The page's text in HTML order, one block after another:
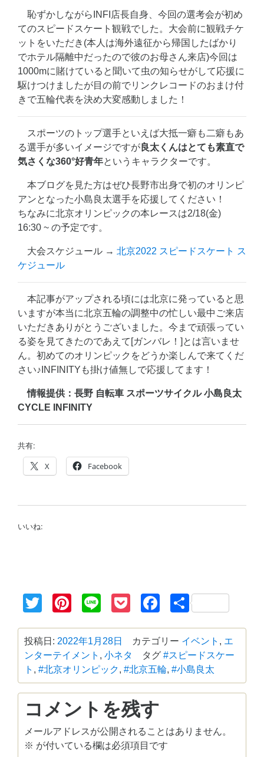
恥ずかしながらINFI店長自身、今回の選考会が初め
てのスピードスケート観戦でした。大会前に観戦チケ
ットをいただき(本人は海外遠征から帰国したばかり
でホテル隔離中だったので彼のお母さん来店)今回は
1000mに賭けていると聞いて虫の知らせがして応援に
駆けつけましたが目の前でリンクレコードのおまけ付
きで五輪代表を決め大変感動しました！
スポーツのトップ選手といえば大抵一癖も二癖もあ
る選手が多いイメージですが 良太くんはとても素直で
気さくな360°好青年というキャラクターです。
本ブログを見た方はぜひ長野市出身で初のオリンピ
アンとなった小島良太選手を応援してください！
ちなみに北京オリンピックの本レースは2/18(金)
16:30 ~ の予定です。
大会スケジュール → 北京2022 スピードスケート ス
ケジュール
本記事がアップされる頃には北京に発っていると思
いますが本当に北京五輪の調整中の忙しい最中ご来店
いただきありがとうございました。今まで頑張ってい
る姿を見てきたのであえて[ガンバレ！]とは言いませ
ん。初めてのオリンピックをどうか楽しんで来てくだ
さい♪INFINITYも掛け値無しで応援してます！
情報提供：長野 自転車 スポーツサイクル 小島良太
CYCLE INFINITY
共有:
X Facebook
いいね:
TwitterPinterest
Line PocketFacebook
共
投稿日: 2022年1月28日 カテゴリー イベント , エ
ンターテイメント , 小ネタ タグ #スピードスケー
ト , #北京オリンピック, #北京五輪, #小島良太
コメントを残す
メールアドレスが公開されることはありません。
※ が付いている欄は必須項目です